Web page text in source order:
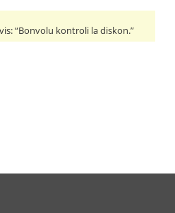
“Bonvolu kontroli la diskon.”